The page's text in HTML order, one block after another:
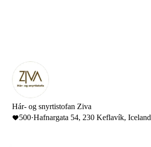
Hár- og snyrtistofan Ziva
500·Hafnargata 54, 230 Keflavík, Iceland